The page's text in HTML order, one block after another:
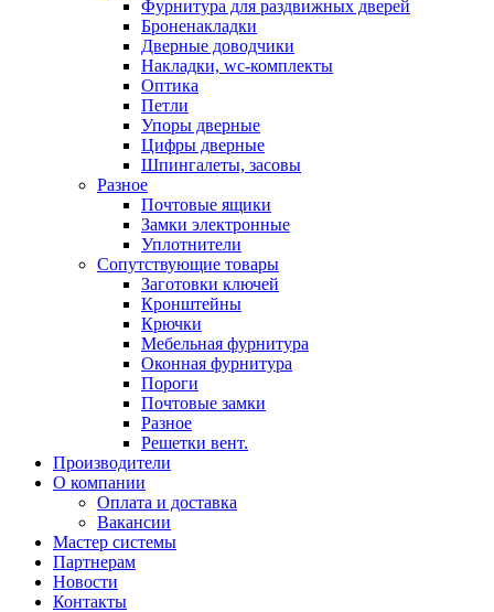
Фурнитура для раздвижных дверей
Броненакладки
Дверные доводчики
Накладки, wc-комплекты
Оптика
Петли
Упоры дверные
Цифры дверные
Шпингалеты, засовы
Разное
Почтовые ящики
Замки электронные
Уплотнители
Сопутствующие товары
Заготовки ключей
Кронштейны
Крючки
Мебельная фурнитура
Оконная фурнитура
Пороги
Почтовые замки
Разное
Решетки вент.
Производители
О компании
Оплата и доставка
Вакансии
Мастер системы
Партнерам
Новости
Контакты